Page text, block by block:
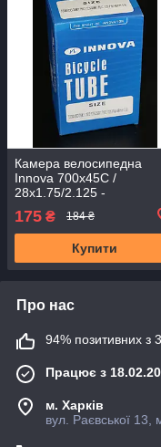
Камера велосипедна
Innova 700x45C /
28x1.75/2.125 -
29x1.75/2.125 F/V 48
175 ₴ 184 ₴
Купити
Про нас
94% позитивних з
Працює з
м. Харків
вул. Раєвської 13,